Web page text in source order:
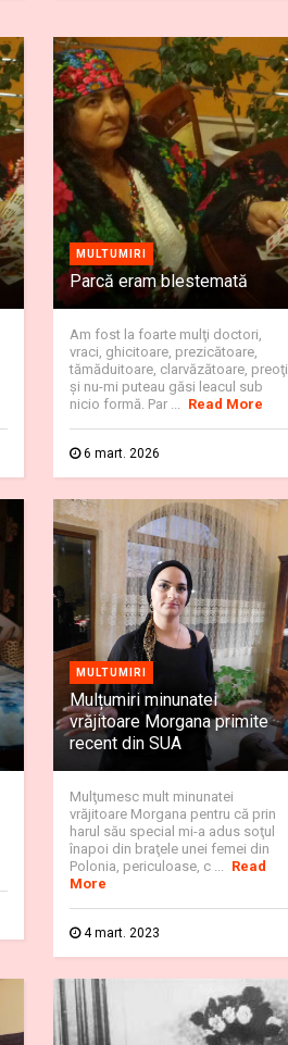
MULTUMIRI
Parcă eram blestemată
Am fost la foarte mulţi doctori,
vraci, ghicitoare, prezicătoare,
tămăduitoare, clarvăzătoare, preoţi
şi nu-mi puteau găsi leacul sub
nicio formă. Par ... Read More
6 mart. 2026
MULTUMIRI
Mulțumiri minunatei
vrăjitoare Morgana primite
recent din SUA
Mulţumesc mult minunatei
vrăjitoare Morgana pentru că prin
harul său special mi-a adus soţul
înapoi din braţele unei femei din
Polonia, periculoase, c ... Read
More
4 mart. 2023